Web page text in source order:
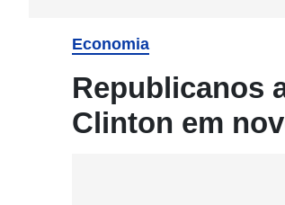
Economia
Republicanos
Clinton em